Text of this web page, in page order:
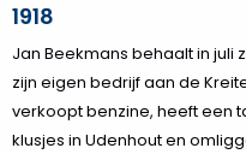
1918
Jan Beekmans behaalt in juli
zijn eigen bedrijf aan de
verkoopt benzine, heeft een
klusjes in Udenhout en